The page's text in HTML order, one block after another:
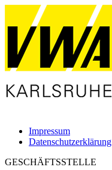
Impressum
Datenschutzerklärung
GESCHÄFTSSTELLE